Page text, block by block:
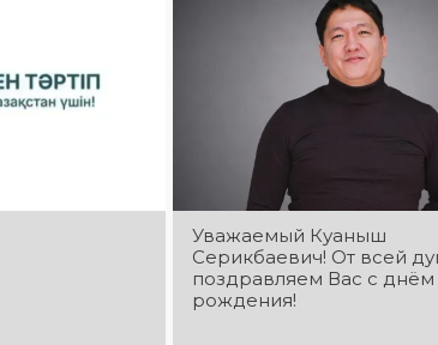
Уважаемый Куаныш
Серикбаевич! От всей
поздравляем Вас с днём
рождения!